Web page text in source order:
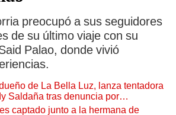
preocupó a sus seguidores
de su último viaje con su
Palao, donde vivió
de La Bella Luz, lanza tentadora
Saldaña tras denuncia por
captado junto a la hermana de